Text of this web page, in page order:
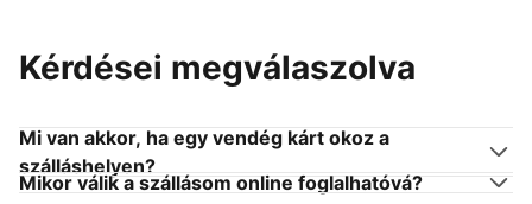
Kérdései megválaszolva
Mi van akkor, ha egy vendég kárt okoz a
szálláshelyen?
Mikor válik a szállásom online foglalhatóvá?